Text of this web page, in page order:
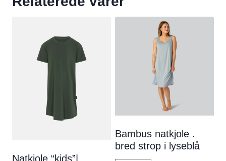
Natkjole “kids”|
Bambus natkjole .
bred strop i lyseblå